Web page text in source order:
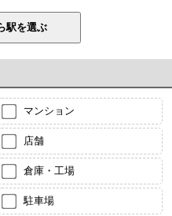
マンション
店舗
倉庫・工場
駐車場